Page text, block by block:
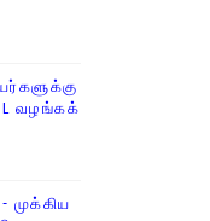
வழங்கக்
முக்கிய